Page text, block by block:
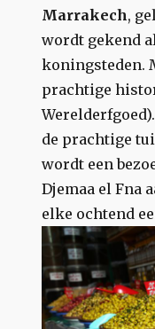
Marrakech,
wordt gekend
koningsteden.
prachtige
de prachtige
wordt een
Djemaa el Fna
elke ochtend